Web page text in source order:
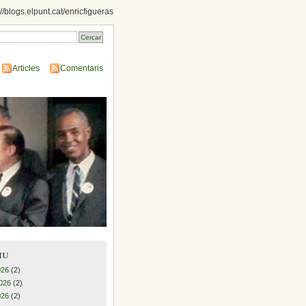
blogs.elpunt.cat/enricfigueras
Articles Comentaris
(2)
(2)
(2)